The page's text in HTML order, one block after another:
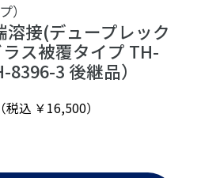
）
溶接(デュープレック
ス被覆タイプ TH-
3 後継品）
（税込 ￥16,500）